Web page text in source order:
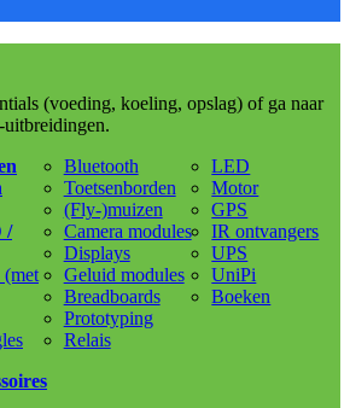
(voeding, koeling, opslag) of ga naar
uitbreidingen.
/
(met
Bluetooth
Toetsenborden
(Fly-)muizen
Camera modules
Displays
Geluid modules
Breadboards
Prototyping
Relais
LED
Motor
GPS
IR ontvangers
UPS
UniPi
Boeken